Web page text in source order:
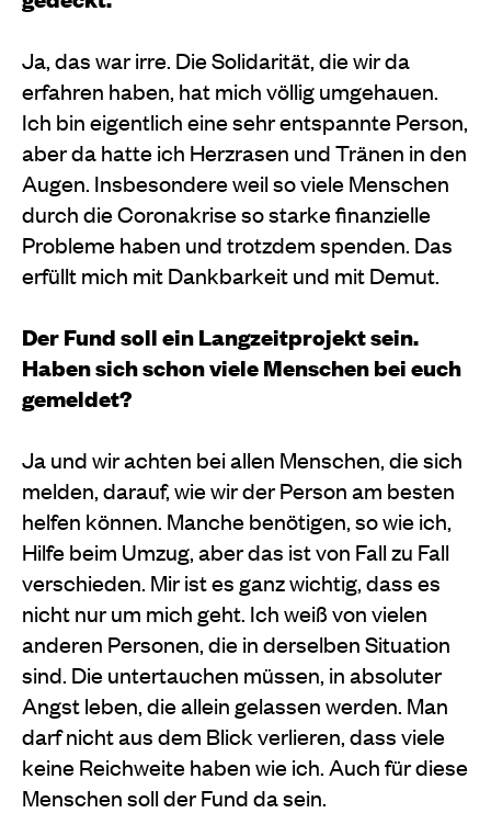
Ja, das war irre. Die Solidarität, die wir da
erfahren haben, hat mich völlig umgehauen.
Ich bin eigentlich eine sehr entspannte Person,
aber da hatte ich Herzrasen und Tränen in den
Augen. Insbesondere weil so viele Menschen
durch die Coronakrise so starke finanzielle
Probleme haben und trotzdem spenden. Das
erfüllt mich mit Dankbarkeit und mit Demut.
Der Fund soll ein Langzeitprojekt sein.
Haben sich schon viele Menschen bei euch
gemeldet?
Ja und wir achten bei allen Menschen, die sich
melden, darauf, wie wir der Person am besten
helfen können. Manche benötigen, so wie ich,
Hilfe beim Umzug, aber das ist von Fall zu Fall
verschieden. Mir ist es ganz wichtig, dass es
nicht nur um mich geht. Ich weiß von vielen
anderen Personen, die in derselben Situation
sind. Die untertauchen müssen, in absoluter
Angst leben, die allein gelassen werden. Man
darf nicht aus dem Blick verlieren, dass viele
keine Reichweite haben wie ich. Auch für diese
Menschen soll der Fund da sein.